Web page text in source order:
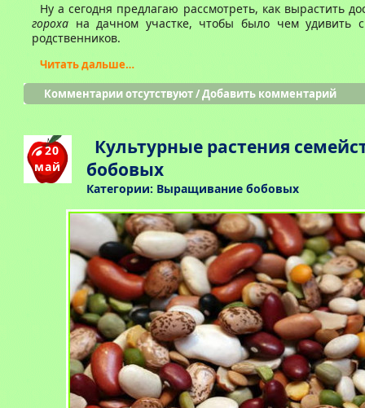
Ну а сегодня предлагаю рассмотреть, как вырастить
гороха на дачном участке, чтобы было чем удивить
родственников.
Читать дальше…
Комментарии отсутствуют/Добавить комментарий
20
май
Культурные растения
бобовых
Категории: Выращивание бобовых